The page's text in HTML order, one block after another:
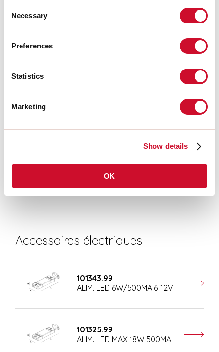
Selection
Necessary
Preferences
Statistics
Marketing
Show details
OK
FICHE DE DONNÉES
CEI EN 60598-1:2021 + A11:2023, CEI EN 60598-2-1:2022, CEI
Appareil certifié en RG1 - Groupe de risque 1 (faible) - Pas de danger en
raison de la limitation de l'émission de rayonnement inhérente au
Accessoires électriques
101343.99
ALIM. LED 6W/500MA 6-12V
101325.99
ALIM. LED MAX 18W 500MA